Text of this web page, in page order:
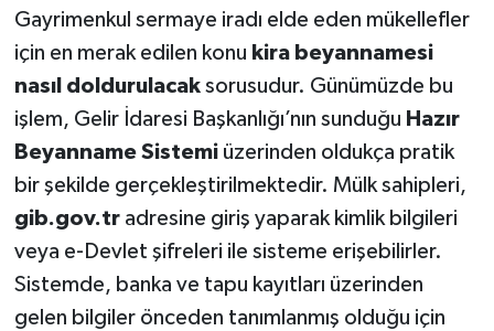
Gayrimenkul sermaye iradı elde eden mükellefler
için en merak edilen konu kira beyannamesi
nasıl doldurulacaksorusudur. Günümüzde bu
işlem, Gelir İdaresi Başkanlığı’nın sunduğu Hazır
Beyanname Sistemiüzerinden oldukça pratik
bir şekilde gerçekleştirilmektedir. Mülk sahipleri,
gib.gov.tradresine giriş yaparak kimlik bilgileri
veya e-Devlet şifreleri ile sisteme erişebilirler.
Sistemde, banka ve tapu kayıtları üzerinden
gelen bilgiler önceden tanımlanmış olduğu için